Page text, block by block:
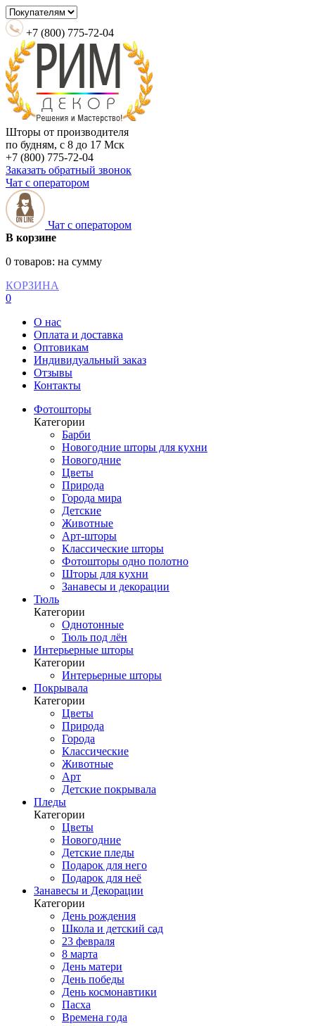
+7 (800) 775-72-04
Шторы от производителя
по будням, с 8 до 17 Мск
+7 (800) 775-72-04
Заказать обратный звонок
Чат с оператором
Чат с оператором
В корзине
0 товаров: на сумму
КОРЗИНА
0
О нас
Оплата и доставка
Оптовикам
Индивидуальный заказ
Отзывы
Контакты
Фотошторы
Категории
Барби
Новогодние шторы для кухни
Новогодние
Цветы
Природа
Города мира
Детские
Животные
Арт-шторы
Классические шторы
Фотошторы одно полотно
Шторы для кухни
Занавесы и декорации
Тюль
Категории
Однотонные
Тюль под лён
Интерьерные шторы
Категории
Интерьерные шторы
Покрывала
Категории
Цветы
Природа
Города
Классические
Животные
Арт
Детские покрывала
Пледы
Категории
Цветы
Новогодние
Детские пледы
Подарок для него
Подарок для неё
Занавесы и Декорации
Категории
День рождения
Школа и детский сад
23 февраля
8 марта
День матери
День победы
День космонавтики
Пасха
Времена года